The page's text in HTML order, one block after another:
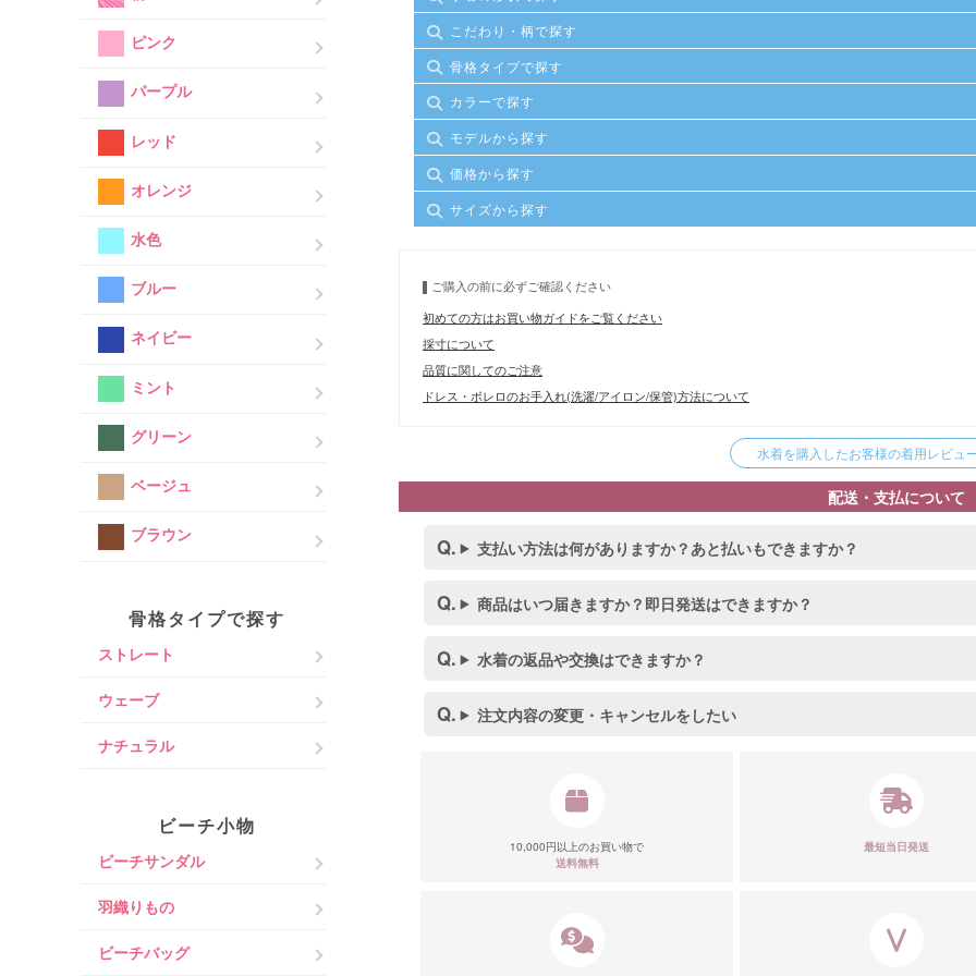
ピンク
パープル
レッド
オレンジ
水色
ブルー
ネイビー
ミント
グリーン
ベージュ
ブラウン
骨格タイプで探す
ストレート
ウェーブ
ナチュラル
ビーチ小物
ビーチサンダル
羽織りもの
ビーチバッグ
こだわり・柄で探す
骨格タイプで探す
カラーで探す
モデルから探す
価格から探す
サイズから探す
ご購入の前に必ずご確認ください
初めての方はお買い物ガイドをご覧ください
採寸について
品質に関してのご注意
ドレス・ボレロのお手入れ(洗濯/アイロン/保管)方法について
水着を購入したお客様の着用レビュ
配送・支払について
支払い方法は何がありますか？あと払いもできますか？
商品はいつ届きますか？即日発送はできますか？
水着の返品や交換はできますか？
注文内容の変更・キャンセルをしたい
10,000円以上のお買い物で
送料無料
最短当日発送